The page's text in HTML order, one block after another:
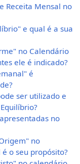
Receita Mensal no
e qual é a sua
no Calendário
ele é indicado?
é
ser utilizado e
no
no
o seu propósito?